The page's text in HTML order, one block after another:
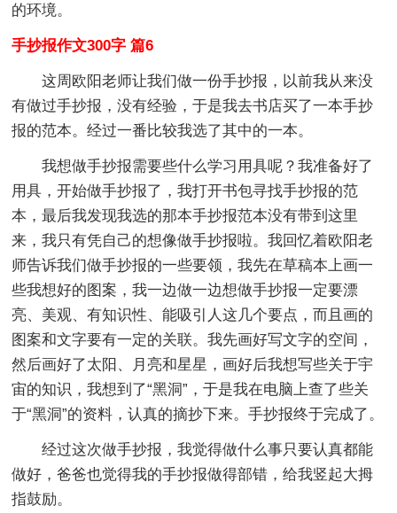
的环境。
手抄报作文300字 篇6
这周欧阳老师让我们做一份手抄报，以前我从来没
有做过手抄报，没有经验，于是我去书店买了一本手抄
报的范本。经过一番比较我选了其中的一本。
我想做手抄报需要些什么学习用具呢？我准备好了
用具，开始做手抄报了，我打开书包寻找手抄报的范
本，最后我发现我选的那本手抄报范本没有带到这里
来，我只有凭自己的想像做手抄报啦。我回忆着欧阳老
师告诉我们做手抄报的一些要领，我先在草稿本上画一
些我想好的图案，我一边做一边想做手抄报一定要漂
亮、美观、有知识性、能吸引人这几个要点，而且画的
图案和文字要有一定的关联。我先画好写文字的空间，
然后画好了太阳、月亮和星星，画好后我想写些关于宇
宙的知识，我想到了“黑洞”，于是我在电脑上查了些关
于“黑洞”的资料，认真的摘抄下来。手抄报终于完成了。
经过这次做手抄报，我觉得做什么事只要认真都能
做好，爸爸也觉得我的手抄报做得部错，给我竖起大拇
指鼓励。